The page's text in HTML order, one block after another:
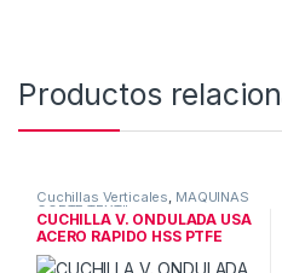
Productos
Cuchillas Verticales, MAQUINAS
CORTE TEXTIL
CUCHILLA V. ONDULADA USA
ACERO RAPIDO HSS PTFE